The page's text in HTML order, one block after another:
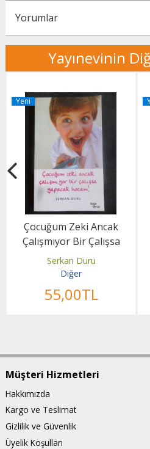
Yorumlar
Yayınevinin
Yeni
Çocuğum Zeki Ancak
Çalışmıyor Bir Çalışsa
Yapacak Hocam!
Serkan Duru
Diğer
55,00TL
Müşteri Hizmetleri
Hakkımızda
Kargo ve Teslimat
Gizlilik ve Güvenlik
Üyelik Koşulları